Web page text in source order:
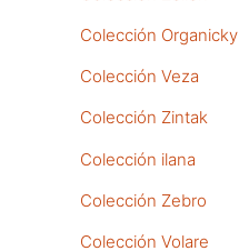
Colección Organicky
Colección Veza
Colección Zintak
Colección ilana
Colección Zebro
Colección Volare